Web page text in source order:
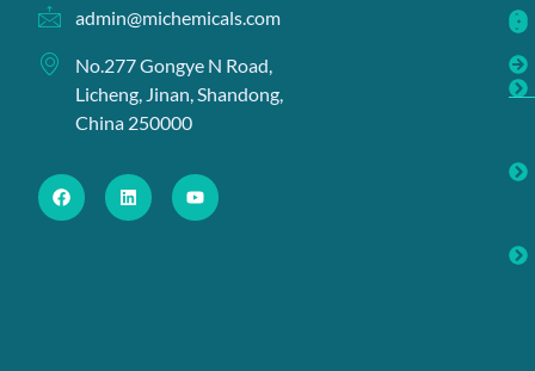
admin@michemicals.com
No.277 Gongye N Road,
Licheng, Jinan, Shandong,
China 250000